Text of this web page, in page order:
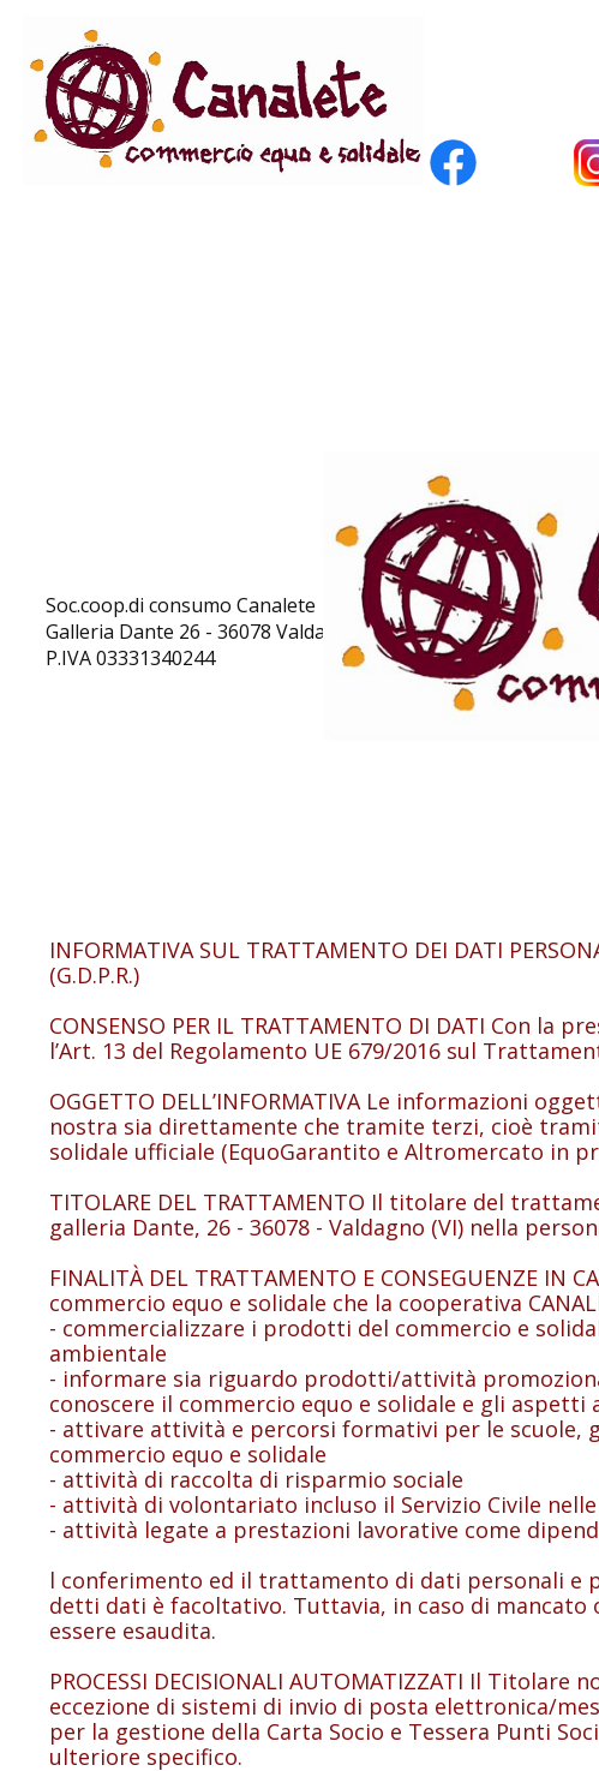
Soc.coop.di consumo Canalete
Galleria Dante 26 - 36078 Valdagno (Vicenza) Tel.fax
P.IVA 03331340244
INFORMATIVA SUL TRATTAMENTO DEI DATI
(G.D.P.R.)
CONSENSO PER IL TRATTAMENTO DI DATI Con
l’Art. 13 del Regolamento UE 679/2016 sul
OGGETTO DELL’INFORMATIVA Le informazioni
nostra sia direttamente che tramite terzi, cioè
solidale ufficiale (EquoGarantito e Altromercato in
TITOLARE DEL TRATTAMENTO Il titolare del
galleria Dante, 26 - 36078 - Valdagno (VI) nella
FINALITÀ DEL TRATTAMENTO E CONSEGUENZE
commercio equo e solidale che la cooperativa
- commercializzare i prodotti del commercio e
ambientale
- informare sia riguardo prodotti/attività
conoscere il commercio equo e solidale e gli aspetti
- attivare attività e percorsi formativi per le scuole,
commercio equo e solidale
- attività di raccolta di risparmio sociale
- attività di volontariato incluso il Servizio Civile
- attività legate a prestazioni lavorative come
l conferimento ed il trattamento di dati personali e
detti dati è facoltativo. Tuttavia, in caso di
essere esaudita.
PROCESSI DECISIONALI AUTOMATIZZATI Il
eccezione di sistemi di invio di posta elettronica/
per la gestione della Carta Socio e Tessera Punti
ulteriore specifico.